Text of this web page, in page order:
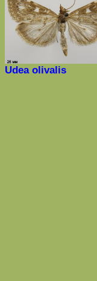
Udea olivalis